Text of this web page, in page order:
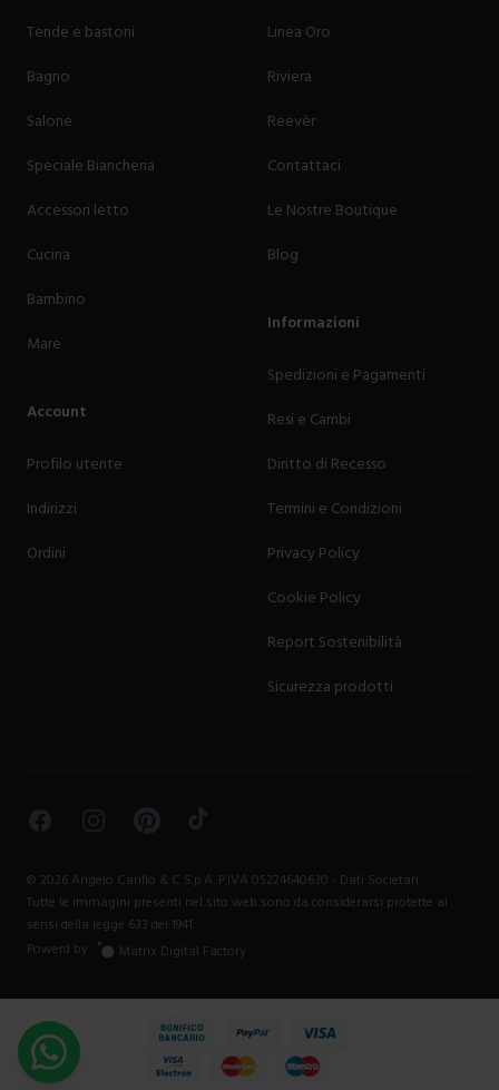
Tende e bastoni
Bagno
Salone
Speciale Biancheria
Accessori letto
Cucina
Bambino
Mare
Account
Profilo utente
Indirizzi
Ordini
Linea Oro
Riviera
Reevèr
Contattaci
Le Nostre Boutique
Blog
Informazioni
Spedizioni e Pagamenti
Resi e Cambi
Diritto di Recesso
Termini e Condizioni
Privacy Policy
Cookie Policy
Report Sostenibilità
Sicurezza prodotti
FacebookInstagramPinterestTikTok
© 2026 Angelo Carillo & C S.p.A. P.IVA 05224640630 - Dati Societari
Tutte le immagini presenti nel sito web sono da considerarsi protette ai
sensi della legge 633 del 1941.
Powerd by
Matrix Digital Factory